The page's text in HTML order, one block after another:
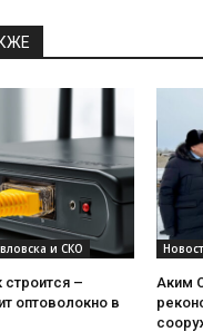
и СКО
–
оптоволокно в
Аким